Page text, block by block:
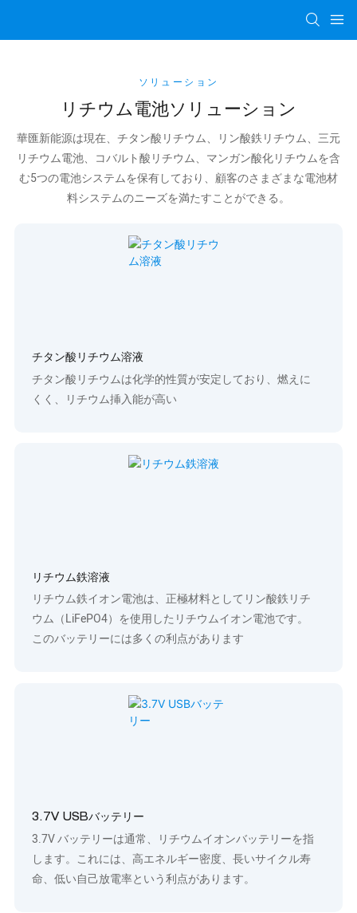
ソリューション
リチウム電池ソリューション
華匯新能源は現在、チタン酸リチウム、リン酸鉄リチウム、三元
リチウム電池、コバルト酸リチウム、マンガン酸化リチウムを含
む5つの電池システムを保有しており、顧客のさまざまな電池材
料システムのニーズを満たすことができる。
チタン酸リチウム溶液
チタン酸リチウムは化学的性質が安定しており、燃えに
くく、リチウム挿入能が高い
リチウム鉄溶液
リチウム鉄イオン電池は、正極材料としてリン酸鉄リチ
ウム（LiFePO4）を使用したリチウムイオン電池です。
このバッテリーには多くの利点があります
3.7V USBバッテリー
3.7V バッテリーは通常、リチウムイオンバッテリーを指
します。これには、高エネルギー密度、長いサイクル寿
命、低い自己放電率という利点があります。